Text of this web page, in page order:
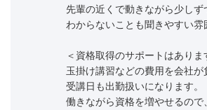
先輩の近くで動きながら少しず
わからないことも聞きやすい雰
＜資格取得のサポートはありま
玉掛け講習などの費用を会社が
受講日も出勤扱いになります。
働きながら資格を増やせるので、